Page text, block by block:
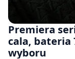
Premiera
cala, bateria
wyboru